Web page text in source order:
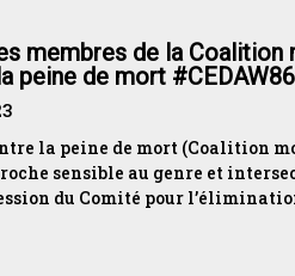
membres de la Coalition
peine de mort #CEDAW86
la peine de mort (Coalition
sensible au genre et
du Comité pour